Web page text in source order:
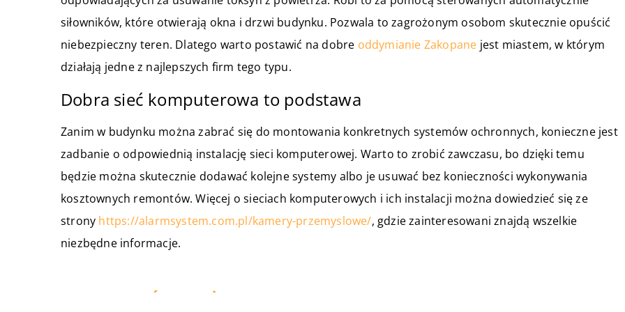
siłowników, które otwierają okna i drzwi budynku. Pozwala to zagrożonym osobom skutecznie opuścić
niebezpieczny teren. Dlatego warto postawić na dobre oddymianie Zakopane jest miastem, w którym
działają jedne z najlepszych firm tego typu.
Dobra sieć komputerowa to podstawa
Zanim w budynku można zabrać się do montowania konkretnych systemów ochronnych, konieczne jest
zadbanie o odpowiednią instalację sieci komputerowej. Warto to zrobić zawczasu, bo dzięki temu
będzie można skutecznie dodawać kolejne systemy albo je usuwać bez konieczności wykonywania
kosztownych remontów. Więcej o sieciach komputerowych i ich instalacji można dowiedzieć się ze
strony https://alarmsystem.com.pl/kamery-przemyslowe/, gdzie zainteresowani znajdą wszelkie
niezbędne informacje.
ZOBACZ RÓWNIEŻ